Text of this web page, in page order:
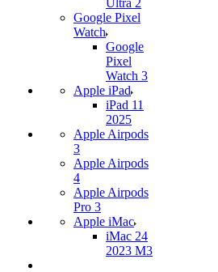
Ultra 2
Google Pixel
Watch
Google
Pixel
Watch 3
Apple iPad
iPad 11
2025
Apple Airpods
3
Apple Airpods
4
Apple Airpods
Pro 3
Apple iMac
iMac 24
2023 M3